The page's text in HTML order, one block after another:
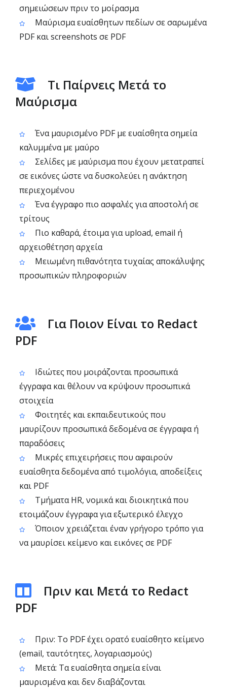
σημειώσεων πριν το μοίρασμα
Μαύρισμα ευαίσθητων πεδίων σε σαρωμένα
PDF και screenshots σε PDF
Τι Παίρνεις Μετά το
Μαύρισμα
Ένα μαυρισμένο PDF με ευαίσθητα σημεία
καλυμμένα με μαύρο
Σελίδες με μαύρισμα που έχουν μετατραπεί
σε εικόνες ώστε να δυσκολεύει η ανάκτηση
περιεχομένου
Ένα έγγραφο πιο ασφαλές για αποστολή σε
τρίτους
Πιο καθαρά, έτοιμα για upload, email ή
αρχειοθέτηση αρχεία
Μειωμένη πιθανότητα τυχαίας αποκάλυψης
προσωπικών πληροφοριών
Για Ποιον Είναι το Redact
PDF
Ιδιώτες που μοιράζονται προσωπικά
έγγραφα και θέλουν να κρύψουν προσωπικά
στοιχεία
Φοιτητές και εκπαιδευτικούς που
μαυρίζουν προσωπικά δεδομένα σε έγγραφα ή
παραδόσεις
Μικρές επιχειρήσεις που αφαιρούν
ευαίσθητα δεδομένα από τιμολόγια, αποδείξεις
και PDF
Τμήματα HR, νομικά και διοικητικά που
ετοιμάζουν έγγραφα για εξωτερικό έλεγχο
Όποιον χρειάζεται έναν γρήγορο τρόπο για
να μαυρίσει κείμενο και εικόνες σε PDF
Πριν και Μετά το Redact
PDF
Πριν: Το PDF έχει ορατό ευαίσθητο κείμενο
(email, ταυτότητες, λογαριασμούς)
Μετά: Τα ευαίσθητα σημεία είναι
μαυρισμένα και δεν διαβάζονται